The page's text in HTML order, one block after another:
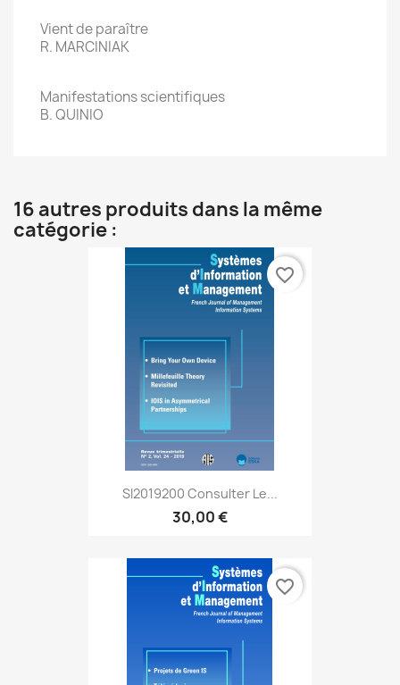
Vient de paraître
R. MARCINIAK
Manifestations scientifiques
B. QUINIO
16 autres produits dans la même
catégorie :
SI2019200 Consulter Le...
30,00 €
favorite_border
favorite_border